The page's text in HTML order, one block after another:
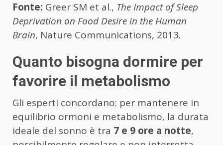
Fonte: Greer SM et al., The Impact of Sleep
Deprivation on Food Desire in the Human
Brain, Nature Communications, 2013.
Quanto bisogna dormire per
favorire il metabolismo
Gli esperti concordano: per mantenere in
equilibrio ormoni e metabolismo, la durata
ideale del sonno è tra 7 e 9 ore a notte,